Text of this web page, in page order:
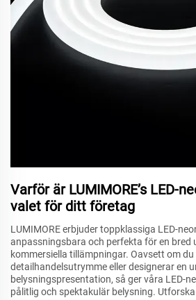
Varför är LUMIMORE’s LED-
valet för ditt företag
LUMIMORE erbjuder toppklassiga LED-
anpassningsbara och perfekta för en bred
kommersiella tillämpningar. Oavsett om
detailhandelsutrymme eller designerar en
belysningspresentation, så ger våra LED-
pålitlig och spektakulär belysning.